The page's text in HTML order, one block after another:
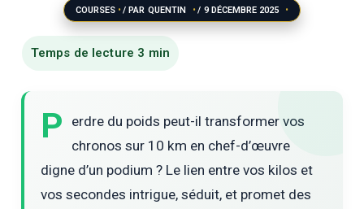
COURSES / PAR QUENTIN / 9 DÉCEMBRE 2025
P
erdre du poids peut-il transformer vos
chronos sur 10 km en chef-d’œuvre
digne d’un podium ? Le lien entre vos kilos et
vos secondes intrigue, séduit, et promet des